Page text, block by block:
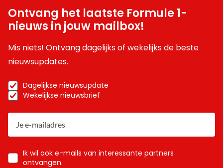
Ontvang het laatste Formule 1-
nieuws in jouw mailbox!
Mis niets! Ontvang dagelijks of wekelijks de beste
nieuwsupdates.
Dagelijkse nieuwsupdate
Wekelijkse nieuwsbrief
Ik wil ook e-mails van interessante partners
ontvangen.